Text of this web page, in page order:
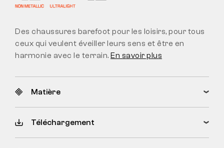
Des chaussures barefoot pour les loisirs, pour tous
ceux qui veulent éveiller leurs sens et être en
harmonie avec le terrain. En savoir plus
Matière
Téléchargement